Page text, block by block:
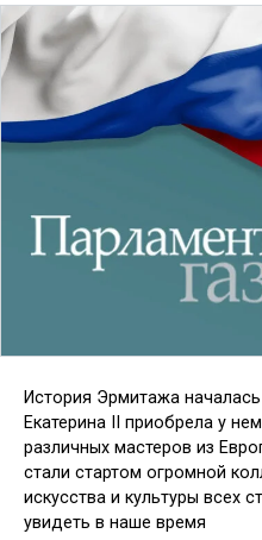
История Эрмитажа
Екатерина II приобрела у
различных мастеров из
стали стартом огромной
искусства и культуры всех
увидеть в наше время